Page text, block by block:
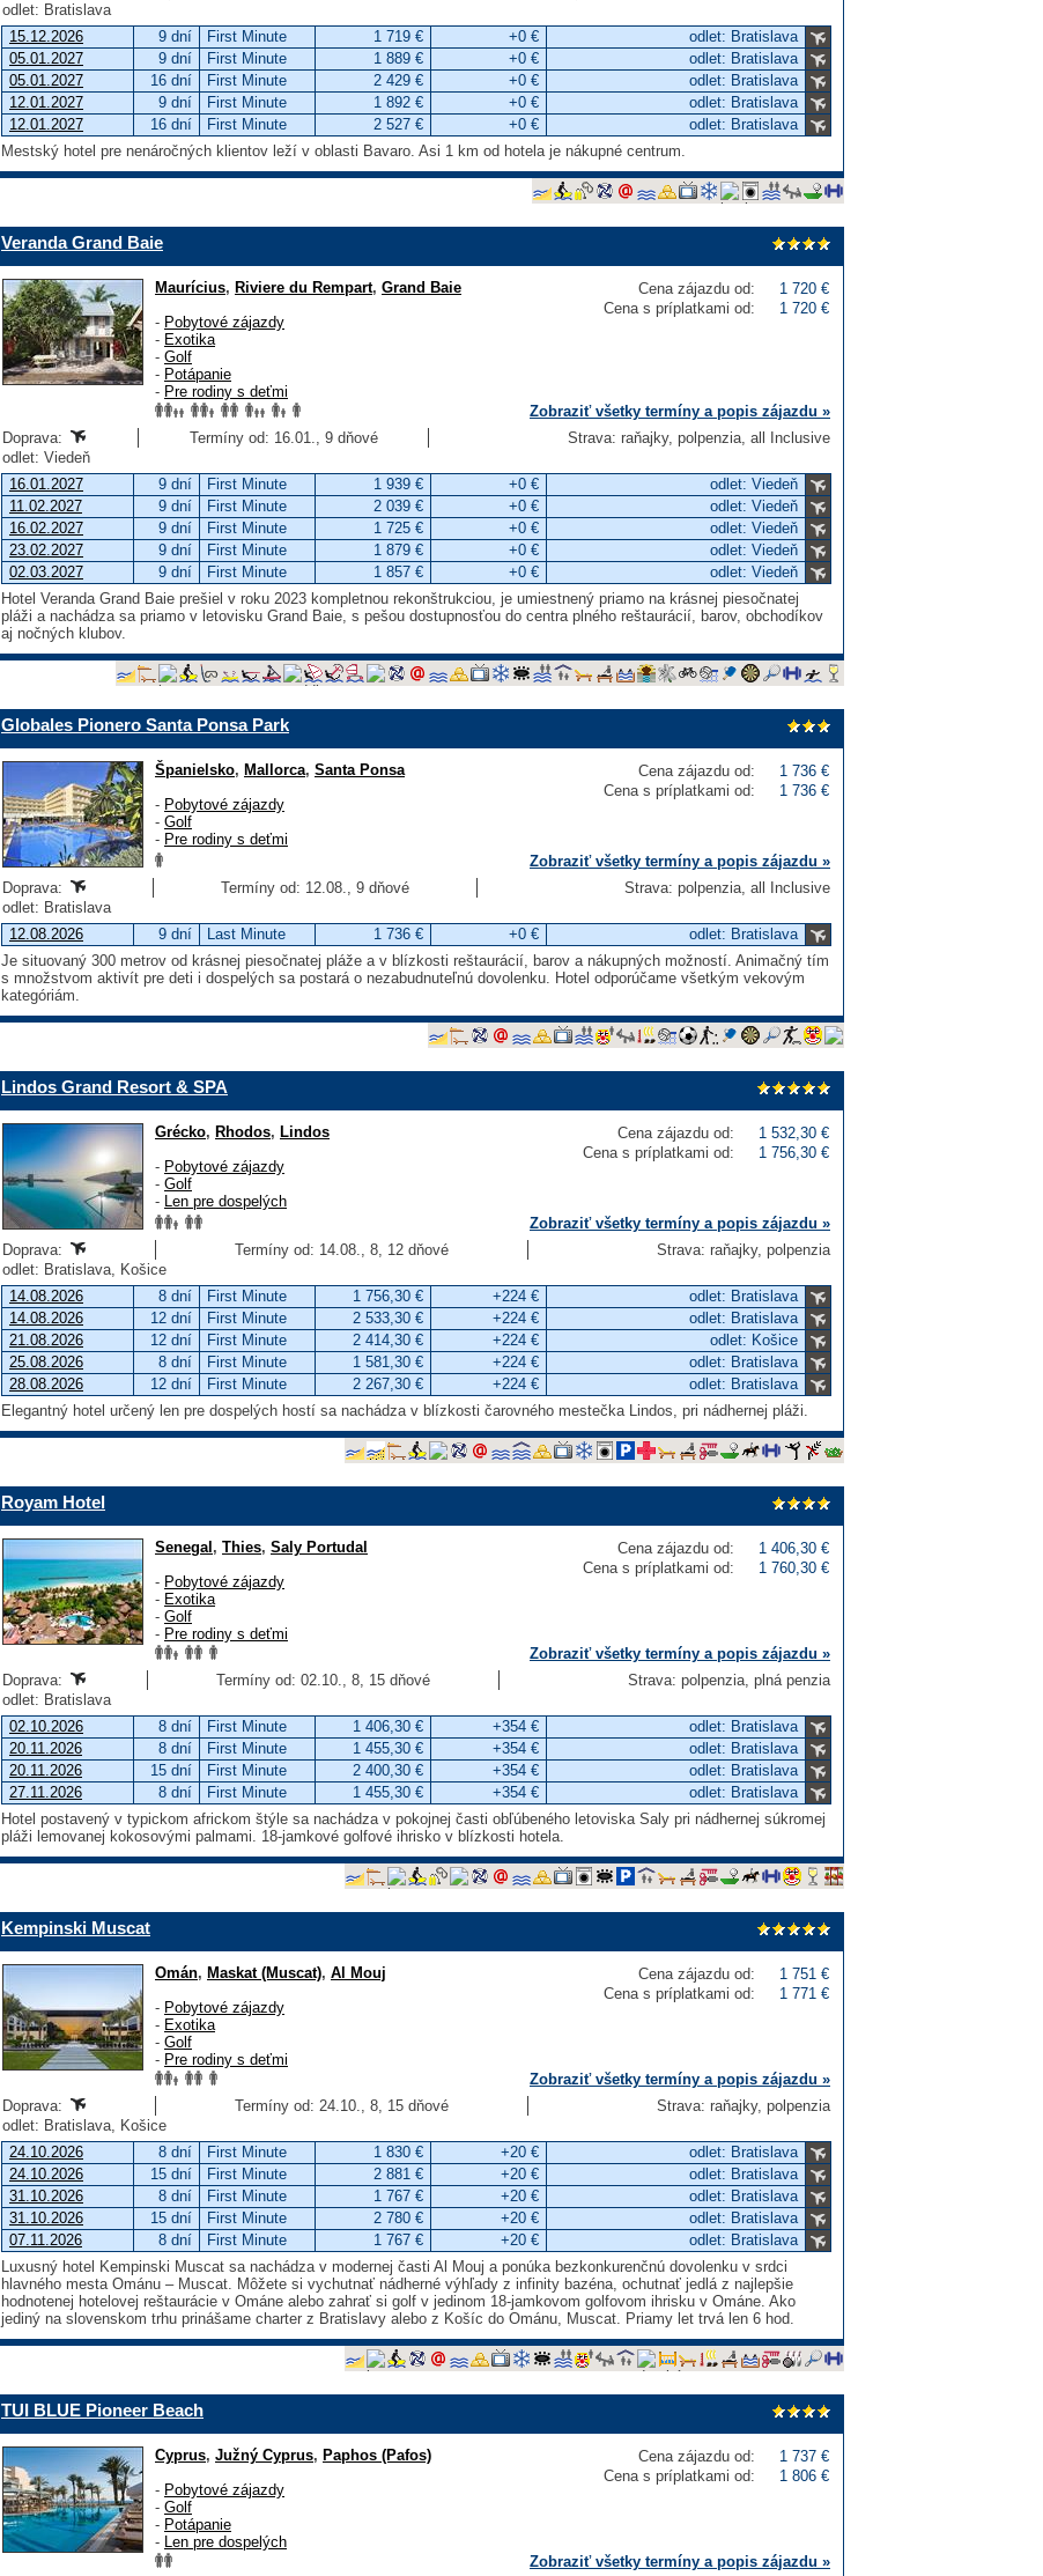
odlet: Bratislava
15.12.2026
9 dní First Minute 1 719 € +0 €
odlet: Bratislava
05.01.2027
9 dní First Minute 1 889 € +0 €
odlet: Bratislava
05.01.2027
16 dní First Minute 2 429 € +0 €
odlet: Bratislava
12.01.2027
9 dní First Minute 1 892 € +0 €
odlet: Bratislava
12.01.2027
16 dní First Minute 2 527 € +0 €
odlet: Bratislava
Mestský hotel pre nenáročných klientov leží v oblasti Bavaro. Asi 1 km od hotela je nákupné centrum.
Veranda Grand Baie
Cena zájazdu od:
1 720 €
Cena s príplatkami od:
1 720 €
Maurícius, Riviere du Rempart, Grand Baie
- Pobytové zájazdy
- Exotika
- Golf
- Potápanie
- Pre rodiny s deťmi
Zobraziť všetky termíny a popis zájazdu »
Doprava:
Termíny od: 16.01., 9 dňové
Strava: raňajky, polpenzia, all Inclusive
odlet: Viedeň
16.01.2027
9 dní First Minute 1 939 € +0 €
odlet: Viedeň
11.02.2027
9 dní First Minute 2 039 € +0 €
odlet: Viedeň
16.02.2027
9 dní First Minute 1 725 € +0 €
odlet: Viedeň
23.02.2027
9 dní First Minute 1 879 € +0 €
odlet: Viedeň
02.03.2027
9 dní First Minute 1 857 € +0 €
odlet: Viedeň
Hotel Veranda Grand Baie prešiel v roku 2023 kompletnou rekonštrukciou, je umiestnený priamo na krásnej piesočnatej
pláži a nachádza sa priamo v letovisku Grand Baie, s pešou dostupnosťou do centra plného reštaurácií, barov, obchodíkov
aj nočných klubov.
Globales Pionero Santa Ponsa Park
Cena zájazdu od:
1 736 €
Cena s príplatkami od:
1 736 €
Španielsko, Mallorca, Santa Ponsa
- Pobytové zájazdy
- Golf
- Pre rodiny s deťmi
Zobraziť všetky termíny a popis zájazdu »
Doprava:
Termíny od: 12.08., 9 dňové
Strava: polpenzia, all Inclusive
odlet: Bratislava
12.08.2026
9 dní Last Minute 1 736 € +0 €
odlet: Bratislava
Je situovaný 300 metrov od krásnej piesočnatej pláže a v blízkosti reštaurácií, barov a nákupných možností. Animačný tím
s množstvom aktivít pre deti i dospelých sa postará o nezabudnuteľnú dovolenku. Hotel odporúčame všetkým vekovým
kategóriám.
Lindos Grand Resort & SPA
Cena zájazdu od:
1 532,30 €
Cena s príplatkami od:
1 756,30 €
Grécko, Rhodos, Lindos
- Pobytové zájazdy
- Golf
- Len pre dospelých
Zobraziť všetky termíny a popis zájazdu »
Doprava:
Termíny od: 14.08., 8, 12 dňové
Strava: raňajky, polpenzia
odlet: Bratislava, Košice
14.08.2026
8 dní First Minute 1 756,30 € +224 €
odlet: Bratislava
14.08.2026
12 dní First Minute 2 533,30 € +224 €
odlet: Bratislava
21.08.2026
12 dní First Minute 2 414,30 € +224 €
odlet: Košice
25.08.2026
8 dní First Minute 1 581,30 € +224 €
odlet: Bratislava
28.08.2026
12 dní First Minute 2 267,30 € +224 €
odlet: Bratislava
Elegantný hotel určený len pre dospelých hostí sa nachádza v blízkosti čarovného mestečka Lindos, pri nádhernej pláži.
Royam Hotel
Cena zájazdu od:
1 406,30 €
Cena s príplatkami od:
1 760,30 €
Senegal , Thies, Saly Portudal
- Pobytové zájazdy
- Exotika
- Golf
- Pre rodiny s deťmi
Zobraziť všetky termíny a popis zájazdu »
Doprava:
Termíny od: 02.10., 8, 15 dňové
Strava: polpenzia, plná penzia
odlet: Bratislava
02.10.2026
8 dní First Minute 1 406,30 € +354 €
odlet: Bratislava
20.11.2026
8 dní First Minute 1 455,30 € +354 €
odlet: Bratislava
20.11.2026
15 dní First Minute 2 400,30 € +354 €
odlet: Bratislava
27.11.2026
8 dní First Minute 1 455,30 € +354 €
odlet: Bratislava
Hotel postavený v typickom africkom štýle sa nachádza v pokojnej časti obľúbeného letoviska Saly pri nádhernej súkromej
pláži lemovanej kokosovými palmami. 18-jamkové golfové ihrisko v blízkosti hotela.
Kempinski Muscat
Cena zájazdu od:
1 751 €
Cena s príplatkami od:
1 771 €
Omán, Maskat (Muscat), Al Mouj
- Pobytové zájazdy
- Exotika
- Golf
- Pre rodiny s deťmi
Zobraziť všetky termíny a popis zájazdu »
Doprava:
Termíny od: 24.10., 8, 15 dňové
Strava: raňajky, polpenzia
odlet: Bratislava, Košice
24.10.2026
8 dní First Minute 1 830 € +20 €
odlet: Bratislava
24.10.2026
15 dní First Minute 2 881 € +20 €
odlet: Bratislava
31.10.2026
8 dní First Minute 1 767 € +20 €
odlet: Bratislava
31.10.2026
15 dní First Minute 2 780 € +20 €
odlet: Bratislava
07.11.2026
8 dní First Minute 1 767 € +20 €
odlet: Bratislava
Luxusný hotel Kempinski Muscat sa nachádza v modernej časti Al Mouj a ponúka bezkonkurenčnú dovolenku v srdci
hlavného mesta Ománu – Muscat. Môžete si vychutnať nádherné výhľady z infinity bazéna, ochutnať jedlá z najlepšie
hodnotenej hotelovej reštaurácie v Ománe alebo zahrať si golf v jedinom 18-jamkovom golfovom ihrisku v Ománe. Ako
jediný na slovenskom trhu prinášame charter z Bratislavy alebo z Košíc do Ománu, Muscat. Priamy let trvá len 6 hod.
TUI BLUE Pioneer Beach
Cena zájazdu od:
1 737 €
Cena s príplatkami od:
1 806 €
Cyprus, Južný Cyprus, Paphos (Pafos)
- Pobytové zájazdy
- Golf
- Potápanie
- Len pre dospelých
Zobraziť všetky termíny a popis zájazdu »